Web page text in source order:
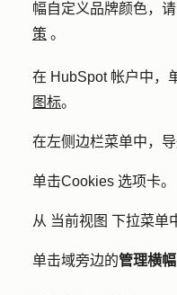
幅自定义品牌颜色，
策 。
在 HubSpot 帐户中，
图标。
在左侧边栏菜单中，
单击Cookies 选项卡。
从 当前视图 下拉菜单
单击域旁边的管理横幅